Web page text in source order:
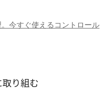
今すぐ使えるコントロール
取り組む